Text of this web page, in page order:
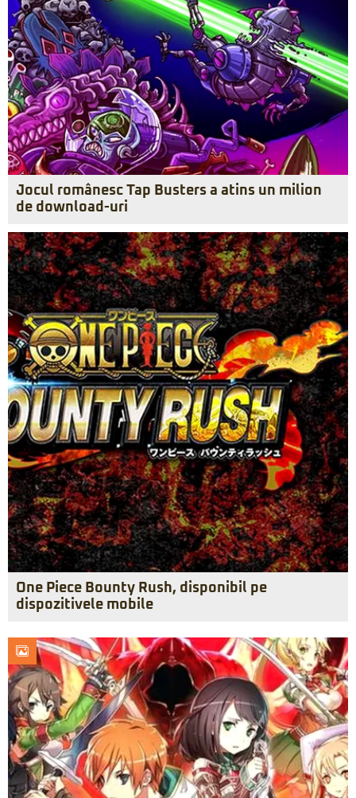
Jocul românesc Tap Busters a atins un milion
de download-uri
One Piece Bounty Rush, disponibil pe
dispozitivele mobile